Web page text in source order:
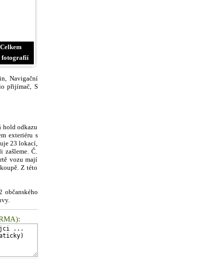
Celkem
fotografií
Navigační
přijímač, S
hold odkazu
exteriéru s
23 lokací,
zašleme. Č.
vozu mají
Z této
občanského
):